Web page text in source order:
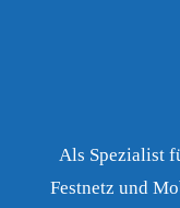
Als Spezialist
Festnetz und